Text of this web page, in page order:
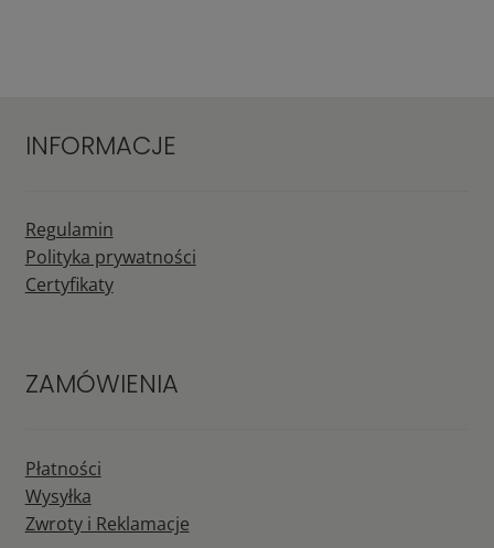
INFORMACJE
Regulamin
Polityka prywatności
Certyfikaty
ZAMÓWIENIA
Płatności
Wysyłka
Zwroty i Reklamacje